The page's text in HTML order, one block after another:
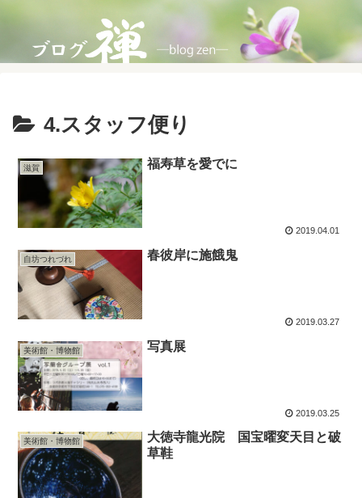
4.スタッフ便り
滋賀 福寿草を愛でに
2019.04.01
自坊つれづれ 春彼岸に施餓鬼
2019.03.27
美術館・博物館 写真展
2019.03.25
美術館・博物館
大徳寺龍光院 国宝曜変天目と破
草鞋